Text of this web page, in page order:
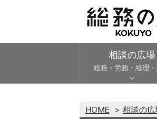
相談の広場
総務・労務・経理
HOME 相談の広